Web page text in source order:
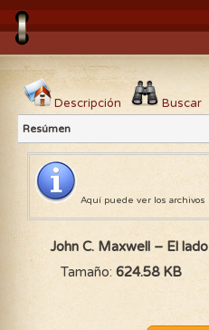
Descripción Buscar
Resúmen
Aquí puede ver los archivos
John C. Maxwell – El
Tamaño: 624.58 KB